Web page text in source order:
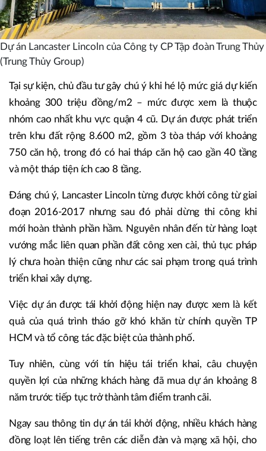
Dự án Lancaster Lincoln của Công ty CP Tập đoàn Trung Thủy
(Trung Thủy Group)
Tại sự kiện, chủ đầu tư gây chú ý khi hé lộ mức giá dự kiến
khoảng 300 triệu đồng/m2 – mức được xem là thuộc
nhóm cao nhất khu vực quận 4 cũ. Dự án được phát triển
trên khu đất rộng 8.600 m2, gồm 3 tòa tháp với khoảng
750 căn hộ, trong đó có hai tháp căn hộ cao gần 40 tầng
và một tháp tiện ích cao 8 tầng.
Đáng chú ý, Lancaster Lincoln từng được khởi công từ giai
đoạn 2016-2017 nhưng sau đó phải dừng thi công khi
mới hoàn thành phần hầm. Nguyên nhân đến từ hàng loạt
vướng mắc liên quan phần đất công xen cài, thủ tục pháp
lý chưa hoàn thiện cũng như các sai phạm trong quá trình
triển khai xây dựng.
Việc dự án được tái khởi động hiện nay được xem là kết
quả của quá trình tháo gỡ khó khăn từ chính quyền TP
HCM và tổ công tác đặc biệt của thành phố.
Tuy nhiên, cùng với tín hiệu tái triển khai, câu chuyện
quyền lợi của những khách hàng đã mua dự án khoảng 8
năm trước tiếp tục trở thành tâm điểm tranh cãi.
Ngay sau thông tin dự án tái khởi động, nhiều khách hàng
đồng loạt lên tiếng trên các diễn đàn và mạng xã hội, cho